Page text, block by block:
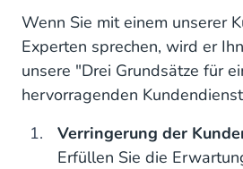
1. Kunden können nicht wirklich
einer Marke sein
2. Loyalität lässt sich am
Bereiche unterteilen
3. Schlechter Kundenservice
für Untreue (Abwanderung)
Wenn Sie mit einem unserer
Experten sprechen, wird er
unsere "Drei Grundsätze für
hervorragenden
Verringerung der
Erfüllen Sie die